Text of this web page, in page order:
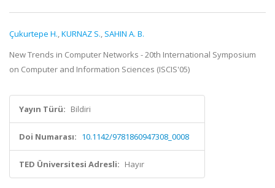
Çukurtepe H.,KURNAZ S., SAHIN A. B.
New Trends in Computer Networks - 20th International Symposium
on Computer and Information Sciences (ISCIS'05)
Yayın Türü: Bildiri
Doi Numarası: 10.1142/9781860947308_0008
TED Üniversitesi Adresli: Hayır